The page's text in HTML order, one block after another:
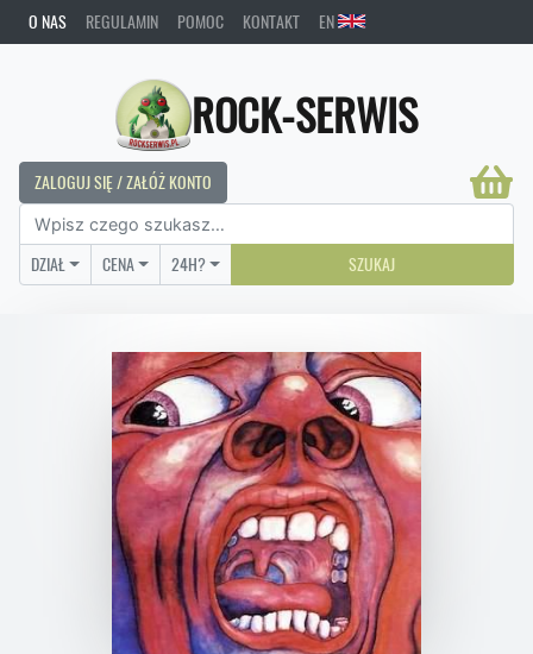
O NAS REGULAMIN POMOC KONTAKT EN
ROCK-SERWIS
ZALOGUJ SIĘ / ZAŁÓŻ KONTO
DZIAŁ CENA 24H? SZUKAJ